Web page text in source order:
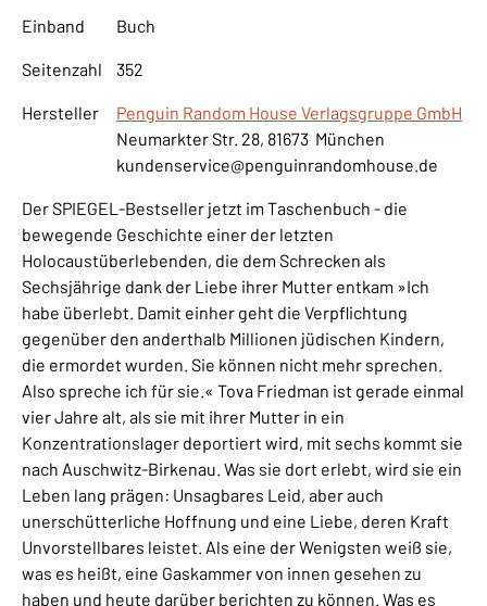
Einband Buch
Seitenzahl 352
Hersteller
Penguin Random House Verlagsgruppe GmbH
Neumarkter Str. 28, 81673 München
kundenservice@penguinrandomhouse.de
Der SPIEGEL-Bestseller jetzt im Taschenbuch - die
bewegende Geschichte einer der letzten
Holocaustüberlebenden, die dem Schrecken als
Sechsjährige dank der Liebe ihrer Mutter entkam »Ich
habe überlebt. Damit einher geht die Verpflichtung
gegenüber den anderthalb Millionen jüdischen Kindern,
die ermordet wurden. Sie können nicht mehr sprechen.
Also spreche ich für sie.« Tova Friedman ist gerade einmal
vier Jahre alt, als sie mit ihrer Mutter in ein
Konzentrationslager deportiert wird, mit sechs kommt sie
nach Auschwitz-Birkenau. Was sie dort erlebt, wird sie ein
Leben lang prägen: Unsagbares Leid, aber auch
unerschütterliche Hoffnung und eine Liebe, deren Kraft
Unvorstellbares leistet. Als eine der Wenigsten weiß sie,
was es heißt, eine Gaskammer von innen gesehen zu
haben und heute darüber berichten zu können. Was es